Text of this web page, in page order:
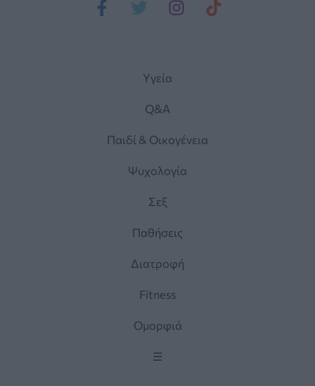
Yγεία
Q&A
Παιδί & Οικογένεια
Ψυχολογία
Σεξ
Παθήσεις
Διατροφή
Fitness
Ομορφιά
☰